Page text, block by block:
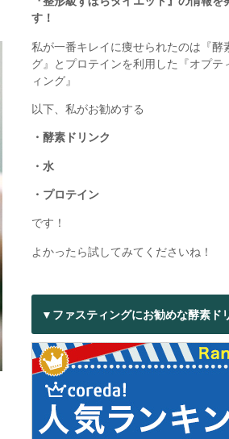
す！
私が一番キレイに痩せられたのは『酵
グ』とプロテインを利用した『オプテ
ィング』
以下、私がお勧めする
・酵素ドリンク
・水
・プロテイン
です！
よかったら試してみてくださいね！
▼ファスティングにお勧めな酵素ド